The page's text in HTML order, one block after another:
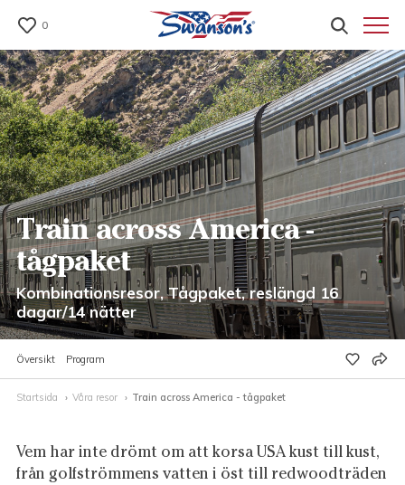
0
Train across America -
tågpaket
Kombinationsresor, Tågpaket, reslängd 16
dagar/14 nätter
Översikt Program
Startsida Våra resor Train across America - tågpaket
Vem har inte drömt om att korsa USA kust till kust,
från golfströmmens vatten i öst till redwoodträden